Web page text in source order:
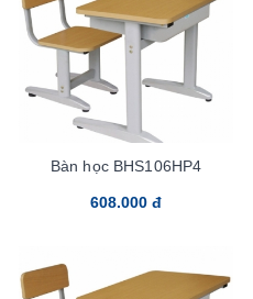
Bàn học BHS106HP4
608.000 đ